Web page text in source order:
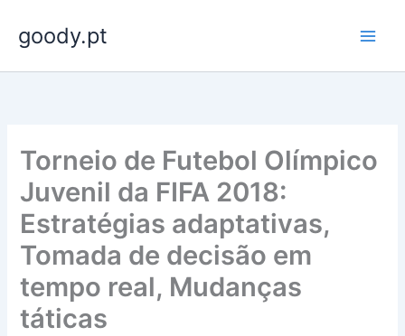
content
goody.pt
Torneio de Futebol Olímpico
Juvenil da FIFA 2018:
Estratégias adaptativas,
Tomada de decisão em
tempo real, Mudanças
táticas